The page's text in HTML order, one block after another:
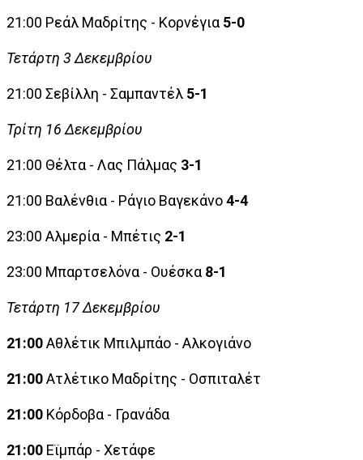
21:00 Ρεάλ Μαδρίτης - Κορνέγια 5-0
Τετάρτη 3 Δεκεμβρίου
21:00 Σεβίλλη - Σαμπαντέλ 5-1
Τρίτη 16 Δεκεμβρίου
21:00 Θέλτα - Λας Πάλμας 3-1
21:00 Βαλένθια - Ράγιο Βαγεκάνο4-4
23:00 Αλμερία - Μπέτις 2-1
23:00 Μπαρτσελόνα - Ουέσκα 8-1
Τετάρτη 17 Δεκεμβρίου
21:00Αθλέτικ Μπιλμπάο - Αλκογιάνο
21:00Ατλέτικο Μαδρίτης - Οσπιταλέτ
21:00 Κόρδοβα - Γρανάδα
21:00 Εϊμπάρ - Χετάφε